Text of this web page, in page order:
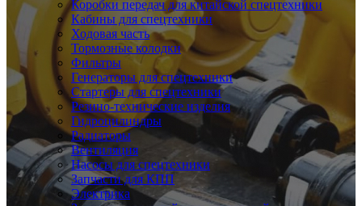
Коробки передач для китайской спецтехники
Кабины для спецтехники
Ходовая часть
Тормозные колодки
Фильтры
Генераторы для спецтехники
Стартеры для спецтехники
Резино-технические изделия
Гидроцилиндры
Радиаторы
Вентиляция
Насосы для спецтехники
Запчасти для КПП
Электрика